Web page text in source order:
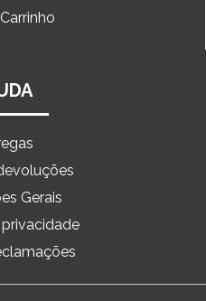
Gerais